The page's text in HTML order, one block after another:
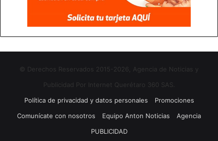
© Derechos Reservados 2015-2026, Agencia de Noticias y
Publicidad Por Internet Querétaro 360 SAS.
Política de privacidad y datos personales
Promociones
Comunícate con nosotros
Equipo Anton Noticias
Agencia
PUBLICIDAD